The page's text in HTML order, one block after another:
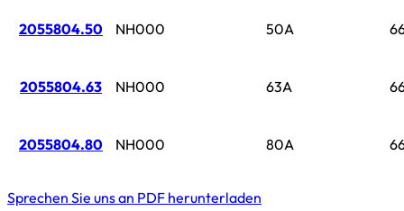
2055804.50 NH000 50A
2055804.63 NH000 63A
2055804.80 NH000 80A
Sprechen Sie uns an PDF herunterladen